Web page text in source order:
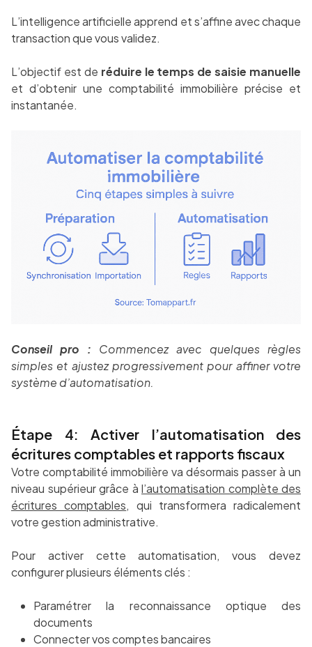
L’intelligence artificielle apprend et s’affine avec chaque
transaction que vous validez.
L’objectif est de réduire le temps de saisie manuelle
et d’obtenir une comptabilité immobilière précise et
instantanée.
Conseil pro :
Commencez avec quelques règles
simples et ajustez progressivement pour affiner votre
système d’automatisation.
Étape 4: Activer l’automatisation des
écritures comptables et rapports fiscaux
Votre comptabilité immobilière va désormais passer à un
niveau supérieur grâce à l’automatisation complète des
écritures comptables, qui transformera radicalement
votre gestion administrative.
Pour activer cette automatisation, vous devez
configurer plusieurs éléments clés :
Paramétrer la reconnaissance optique des
documents
Connecter vos comptes bancaires